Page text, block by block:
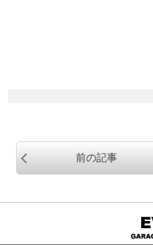
前の記事